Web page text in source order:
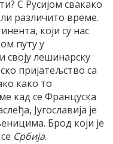
С Русијом свакако
различито време.
који су нас
путу у
своју лешинарску
пријатељство са
како то
кад се Француска
Југославија је
Брод који је
Србија.